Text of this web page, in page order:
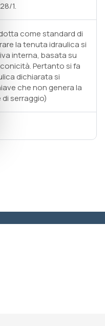
1.
come standard di
la tenuta idraulica si
interna, basata su
Pertanto si fa
dichiarata si
che non genera la
di serraggio)